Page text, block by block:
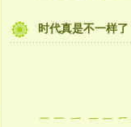
时代真是不一样了